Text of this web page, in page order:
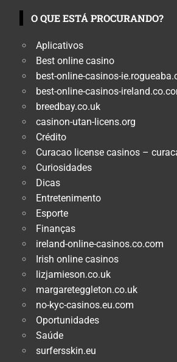
O QUE ESTÁ PROCURANDO?
Aplicativos
Best online casino
best-online-casinos-
best-online-casinos-
breedbay.co.uk
casinon-utan-licens.org
Crédito
Curacao license casinos –
Curiosidades
Dicas
Entretenimento
Esporte
Finanças
ireland-online-casinos.co.com
Irish online casinos
lizjamieson.co.uk
margareteggleton.co.uk
no-kyc-casinos.eu.com
Oportunidades
Saúde
surfersskin.eu